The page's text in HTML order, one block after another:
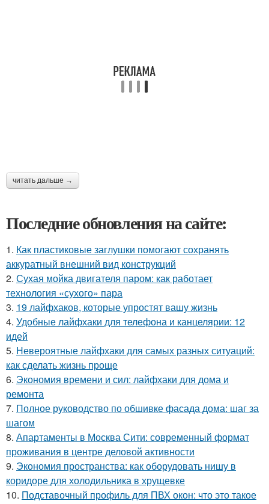
читать дальше →
Последние обновления на сайте:
1. Как пластиковые заглушки помогают сохранять
аккуратный внешний вид конструкций
2. Сухая мойка двигателя паром: как работает
технология «сухого» пара
3. 19 лайфхаков, которые упростят вашу жизнь
4. Удобные лайфхаки для телефона и канцелярии: 12
идей
5. Невероятные лайфхаки для самых разных ситуаций:
как сделать жизнь проще
6. Экономия времени и сил: лайфхаки для дома и
ремонта
7. Полное руководство по обшивке фасада дома: шаг за
шагом
8. Апартаменты в Москва Сити: современный формат
проживания в центре деловой активности
9. Экономия пространства: как оборудовать нишу в
коридоре для холодильника в хрущевке
10. Подставочный профиль для ПВХ окон: что это такое